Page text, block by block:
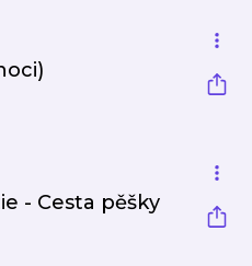
- Cesta pěšky